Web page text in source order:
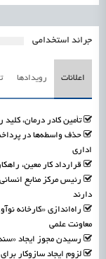
جرائد استخدامی
اعلانات رویدادها
تأمین کادر درمان، کلید راه‌اندازی
اداری
قرارداد کار معین،
رئیس مرکز منابع
دارند
راه‌اندازی «کارخانه
معاونت علمی
رسیدن مجوز ایجاد
لزوم ایجاد سازوکار